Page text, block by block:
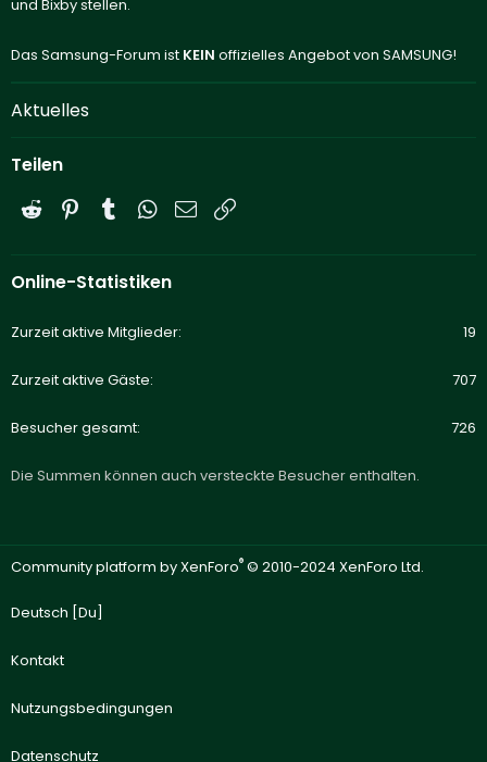
und Bixby stellen.
Das Samsung-Forum ist KEIN offizielles Angebot von SAMSUNG!
Aktuelles
Teilen
Reddit PinterestTumblrWhatsApp
E-Mail
Online-Statistiken
Zurzeit aktive Mitglieder 19
Zurzeit aktive Gäste 707
Besucher gesamt 726
Die Summen können auch versteckte Besucher enthalten.
Community platform by XenForo® © 2010-2024 XenForo Ltd.
Deutsch [Du]
Kontakt
Nutzungsbedingungen
Datenschutz